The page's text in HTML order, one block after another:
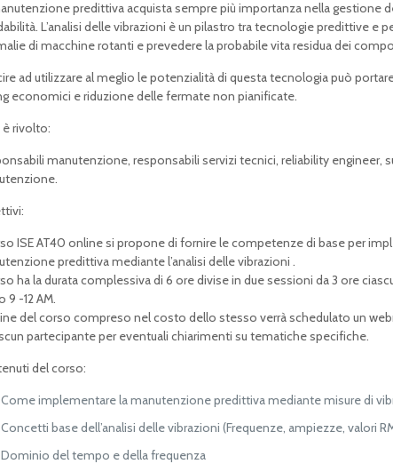
predittiva acquista sempre più importanza nella gestione
L’analisi delle vibrazioni è un pilastro tra tecnologie predittive e
di macchine rotanti e prevedere la probabile vita residua dei
ad utilizzare al meglio le potenzialità di questa tecnologia può
economici e riduzione delle fermate non pianificate.
è rivolto:
manutenzione, responsabili servizi tecnici, reliability engineer,
ISE AT40 online si propone di fornire le competenze di base per
predittiva mediante l’analisi delle vibrazioni .
ha la durata complessiva di 6 ore divise in due sessioni da 3 ore
9 -12 AM.
del corso compreso nel costo dello stesso verrà schedulato un
partecipante per eventuali chiarimenti su tematiche specifiche.
del corso:
Come implementare la manutenzione predittiva mediante misure di
Concetti base dell’analisi delle vibrazioni (Frequenze, ampiezze, valori
Dominio del tempo e della frequenza